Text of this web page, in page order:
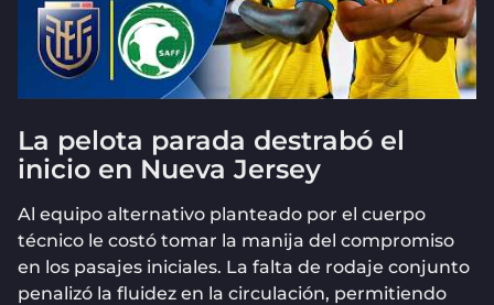
La pelota parada destrabó el
inicio en Nueva Jersey
Al equipo alternativo planteado por el cuerpo
técnico le costó tomar la manija del compromiso
en los pasajes iniciales. La falta de rodaje conjunto
penalizó la fluidez en la circulación, permitiendo